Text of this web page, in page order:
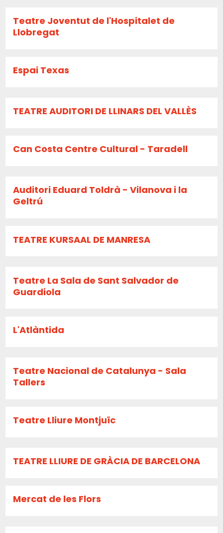
Teatre Joventut de l'Hospitalet de
Llobregat
Espai Texas
TEATRE AUDITORI DE LLINARS DEL VALLÈS
Can Costa Centre Cultural - Taradell
Auditori Eduard Toldrà - Vilanova i la
Geltrú
TEATRE KURSAAL DE MANRESA
Teatre La Sala de Sant Salvador de
Guardiola
L'Atlàntida
Teatre Nacional de Catalunya - Sala
Tallers
Teatre Lliure Montjuïc
TEATRE LLIURE DE GRÀCIA DE BARCELONA
Mercat de les Flors